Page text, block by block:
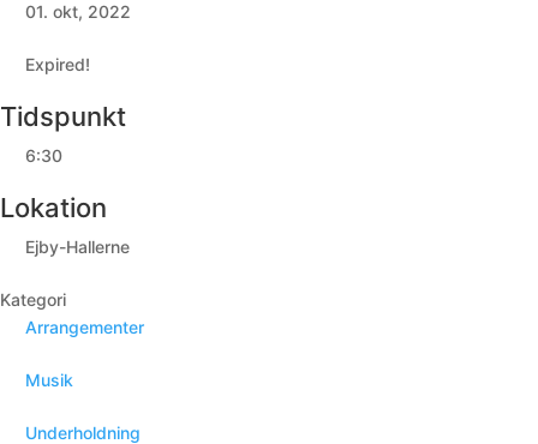
01. okt, 2022
Expired!
Tidspunkt
6:30
Lokation
Ejby-Hallerne
Kategori
Arrangementer
Musik
Underholdning